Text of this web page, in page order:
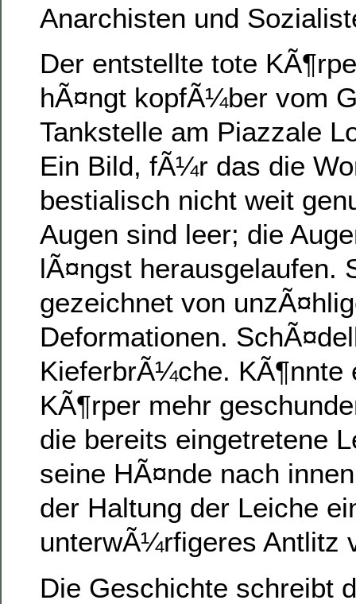
Anarchisten und
Der entstellte tote
hÃ¤ngt kopfÃ¼ber vom
Tankstelle am Piazzale
Ein Bild, fÃ¼r das die
bestialisch nicht weit
Augen sind leer; die
lÃ¤ngst herausgelaufen.
gezeichnet von
Deformationen.
KieferbrÃ¼che. KÃ¶nnte
KÃ¶rper mehr
die bereits eingetretene
seine HÃ¤nde nach
der Haltung der Leiche
unterwÃ¼rfigeres Antlitz
Die Geschichte schreibt